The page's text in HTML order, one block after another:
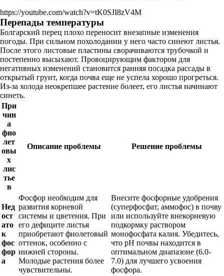
https://youtube.com/watch?v=tK0SJI8zV4M
Перепады температуры
Болгарский перец плохо переносит внезапные изменения
погоды. При сильном похолодании у него часто синеют листья.
После этого листовые пластины сворачиваются трубочкой и
постепенно высыхают. Провоцирующим фактором для
негативных изменений становится ранняя посадка рассады в
открытый грунт, когда почва еще не успела хорошо прогреться.
Из-за холода неокрепшее растение болеет, его листья начинают
синеть.
При
чин
а
фио
лет
овы
х
лис
тье
в
Описание проблемы Решение проблемы
Нед
ост
ато
к
фос
фор
а
Фосфор необходим для
развития корневой
системы и цветения. При
его дефиците листья
приобретают фиолетовый
оттенок, особенно с
нижней стороны.
Молодые растения более
чувствительны.
Внесите фосфорные удобрения
(суперфосфат, аммофос) в почву
или используйте внекорневую
подкормку раствором
монофосфата калия. Убедитесь,
что pH почвы находится в
оптимальном диапазоне (6.0-
7.0) для лучшего усвоения
фосфора.